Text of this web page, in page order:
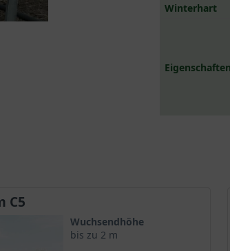
Winterhart
C5
Wuchsendhöhe
bis zu 2 m